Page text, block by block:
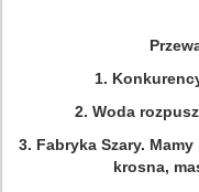
1.
2. Woda
3. Fabryka Szary.
krosna,